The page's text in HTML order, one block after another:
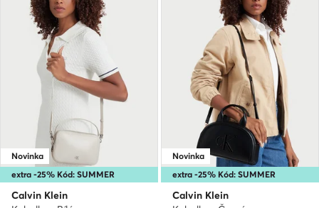
extra -25% Kód: SUMMER
Novinka
Calvin Klein
extra -25% Kód: SUMMER
Novinka
Calvin Klein